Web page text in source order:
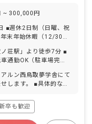
~ 300,000円
末年始休暇（12/30～
単位での取得可／5日以
） ■産前産後・育児休暇
帰率100％） ※お子
事による遅刻・早退・
荘駅」より徒歩7分 ■
通勤OK（駐車場完
尾崎駅」から自転車通
は園負担いたします。
ルン西鳥取夢学舎にて
。 ■具体的な仕
案の作成 ・保護者対
落ち着いた環境で過ご
卒も歓迎